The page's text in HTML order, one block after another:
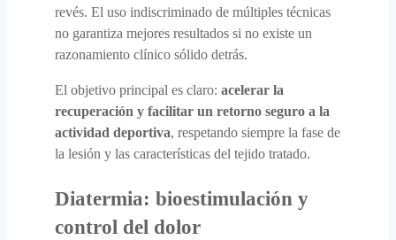
revés. El uso indiscriminado de múltiples técnicas
no garantiza mejores resultados si no existe un
razonamiento clínico sólido detrás.
El objetivo principal es claro: acelerar la
recuperación y facilitar un retorno seguro a la
actividad deportiva, respetando siempre la fase de
la lesión y las características del tejido tratado.
Diatermia: bioestimulación y
control del dolor